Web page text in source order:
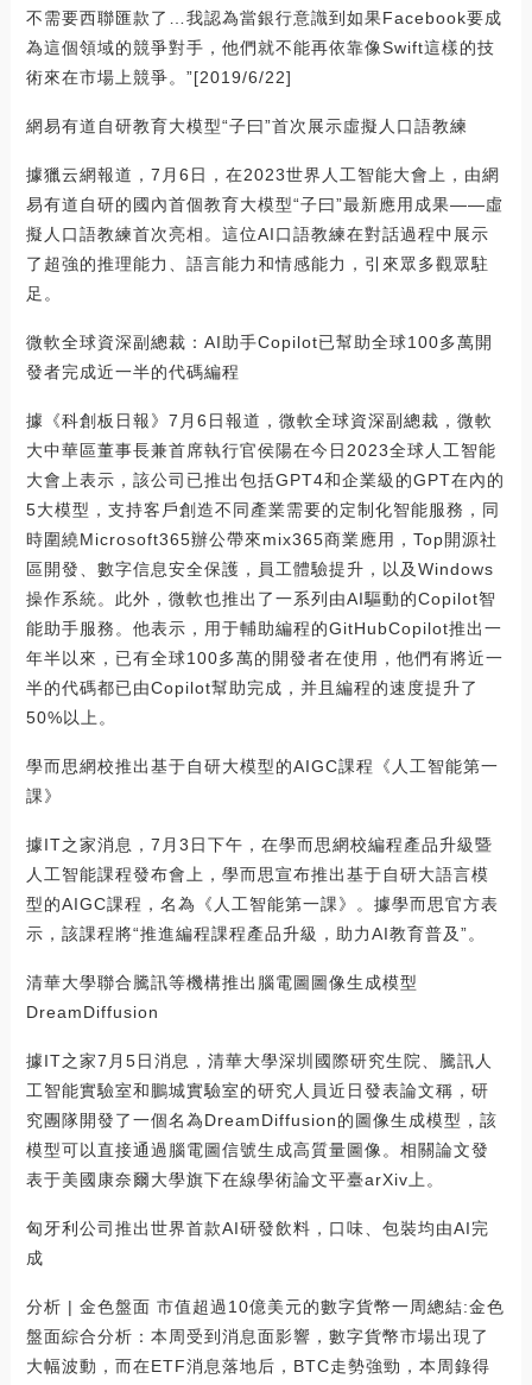
不需要西聯匯款了…我認為當銀行意識到如果Facebook要成
為這個領域的競爭對手，他們就不能再依靠像Swift這樣的技
術來在市場上競爭。”[2019/6/22]
網易有道自研教育大模型“子曰”首次展示虛擬人口語教練
據獵云網報道，7月6日，在2023世界人工智能大會上，由網
易有道自研的國內首個教育大模型“子曰”最新應用成果——虛
擬人口語教練首次亮相。這位AI口語教練在對話過程中展示
了超強的推理能力、語言能力和情感能力，引來眾多觀眾駐
足。
微軟全球資深副總裁：AI助手Copilot已幫助全球100多萬開
發者完成近一半的代碼編程
據《科創板日報》7月6日報道，微軟全球資深副總裁，微軟
大中華區董事長兼首席執行官侯陽在今日2023全球人工智能
大會上表示，該公司已推出包括GPT4和企業級的GPT在內的
5大模型，支持客戶創造不同產業需要的定制化智能服務，同
時圍繞Microsoft365辦公帶來mix365商業應用，Top開源社
區開發、數字信息安全保護，員工體驗提升，以及Windows
操作系統。此外，微軟也推出了一系列由AI驅動的Copilot智
能助手服務。他表示，用于輔助編程的GitHubCopilot推出一
年半以來，已有全球100多萬的開發者在使用，他們有將近一
半的代碼都已由Copilot幫助完成，并且編程的速度提升了
50%以上。
學而思網校推出基于自研大模型的AIGC課程《人工智能第一
課》
據IT之家消息，7月3日下午，在學而思網校編程產品升級暨
人工智能課程發布會上，學而思宣布推出基于自研大語言模
型的AIGC課程，名為《人工智能第一課》。據學而思官方表
示，該課程將“推進編程課程產品升級，助力AI教育普及”。
清華大學聯合騰訊等機構推出腦電圖圖像生成模型
DreamDiffusion
據IT之家7月5日消息，清華大學深圳國際研究生院、騰訊人
工智能實驗室和鵬城實驗室的研究人員近日發表論文稱，研
究團隊開發了一個名為DreamDiffusion的圖像生成模型，該
模型可以直接通過腦電圖信號生成高質量圖像。相關論文發
表于美國康奈爾大學旗下在線學術論文平臺arXiv上。
匈牙利公司推出世界首款AI研發飲料，口味、包裝均由AI完
成
分析 | 金色盤面 市值超過10億美元的數字貨幣一周總結:金色
盤面綜合分析：本周受到消息面影響，數字貨幣市場出現了
大幅波動，而在ETF消息落地后，BTC走勢強勁，本周錄得